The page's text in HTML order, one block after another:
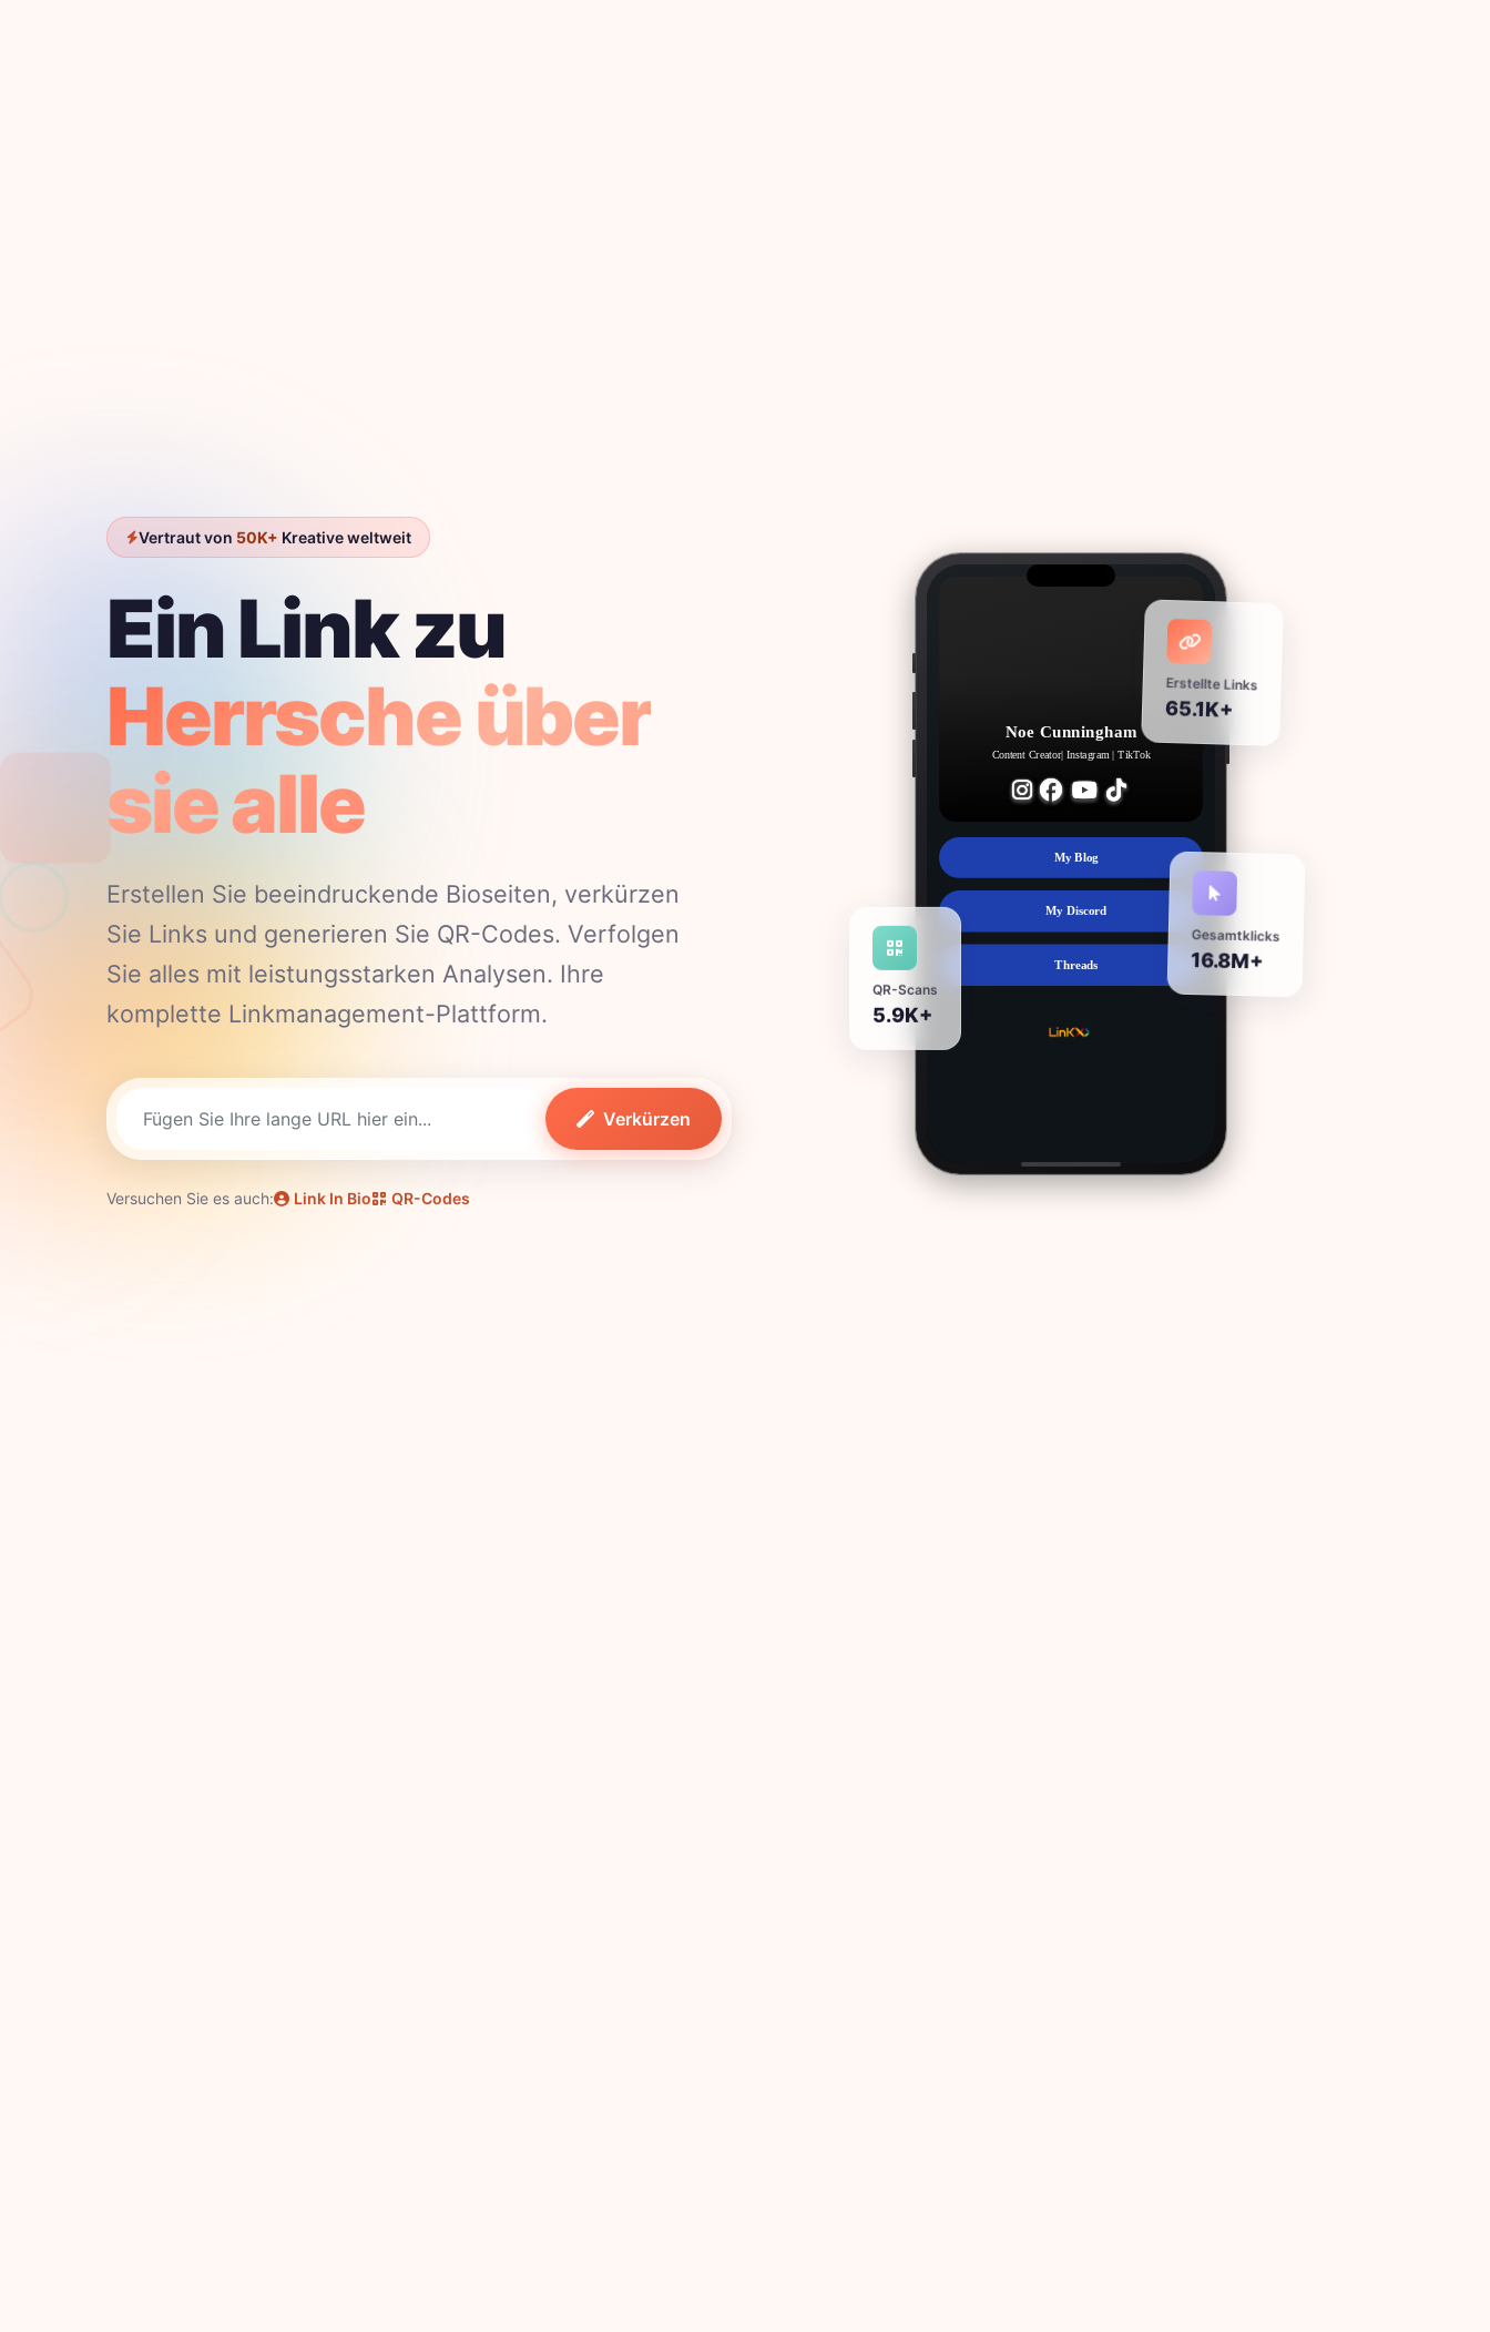
Vertraut von 50K+ Kreative weltweit
Ein Link zu
Herrsche über
sie alle
Erstellen Sie beeindruckende Bioseiten, verkürzen
Sie Links und generieren Sie QR-Codes. Verfolgen
Sie alles mit leistungsstarken Analysen. Ihre
komplette Linkmanagement-Plattform.
Verkürzen
Versuchen Sie es auch: Link In Bio QR-Codes
Erstellte Links
65.1K+
QR-Scans
5.9K+
Gesamtklicks
16.8M+